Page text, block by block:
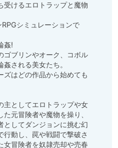
受けるエロトラップと魔物
シミュレーションで
姦!
ゴブリンやオーク、コボル
される美女たち。
ズはどの作品から始めても
主としてエロトラップや女
元冒険者や魔物を操り、
としてダンジョンに挑む幻
動し、罠や戦闘で撃破さ
女冒険者を奴隷売却や売春